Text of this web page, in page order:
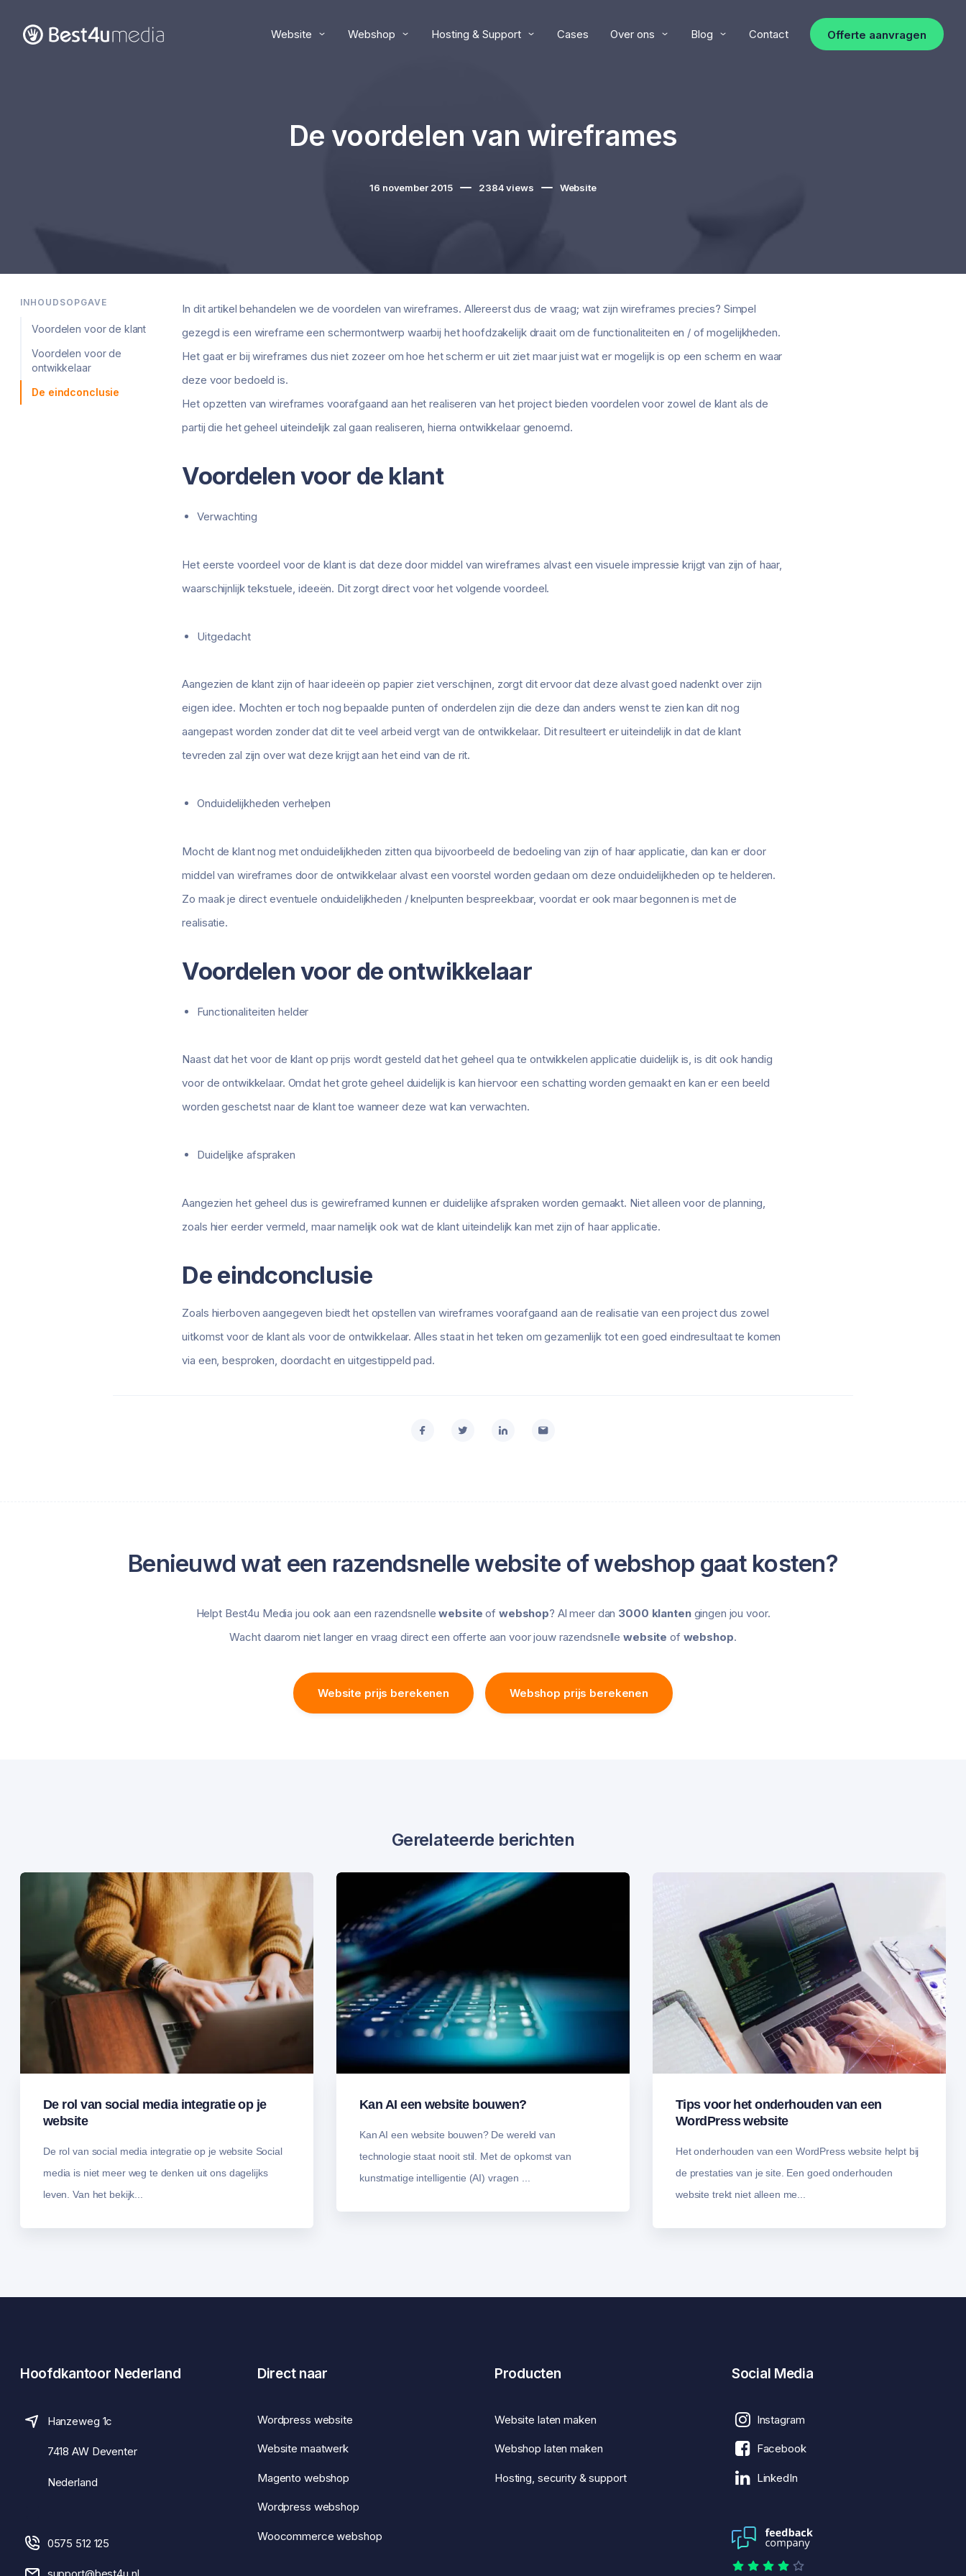
Website Webshop Hosting & Support Cases Over ons Blog Contact Offerte aanvragen
De voordelen van wireframes
16 november 2015 2384views Website
INHOUDSOPGAVE
Voordelen voor de klant
Voordelen voor de
ontwikkelaar
De eindconclusie
In dit artikel behandelen we de voordelen van wireframes. Allereerst dus de vraag; wat zijn wireframes precies? Simpel
gezegd is een wireframe een schermontwerp waarbij het hoofdzakelijk draait om de functionaliteiten en / of mogelijkheden.
Het gaat er bij wireframes dus niet zozeer om hoe het scherm er uit ziet maar juist wat er mogelijk is op een scherm en waar
deze voor bedoeld is.
Het opzetten van wireframes voorafgaand aan het realiseren van het project bieden voordelen voor zowel de klant als de
partij die het geheel uiteindelijk zal gaan realiseren, hierna ontwikkelaar genoemd.
Voordelen voor de klant
Verwachting
Het eerste voordeel voor de klant is dat deze door middel van wireframes alvast een visuele impressie krijgt van zijn of haar,
waarschijnlijk tekstuele, ideeën. Dit zorgt direct voor het volgende voordeel.
Uitgedacht
Aangezien de klant zijn of haar ideeën op papier ziet verschijnen, zorgt dit ervoor dat deze alvast goed nadenkt over zijn
eigen idee. Mochten er toch nog bepaalde punten of onderdelen zijn die deze dan anders wenst te zien kan dit nog
aangepast worden zonder dat dit te veel arbeid vergt van de ontwikkelaar. Dit resulteert er uiteindelijk in dat de klant
tevreden zal zijn over wat deze krijgt aan het eind van de rit.
Onduidelijkheden verhelpen
Mocht de klant nog met onduidelijkheden zitten qua bijvoorbeeld de bedoeling van zijn of haar applicatie, dan kan er door
middel van wireframes door de ontwikkelaar alvast een voorstel worden gedaan om deze onduidelijkheden op te helderen.
Zo maak je direct eventuele onduidelijkheden / knelpunten bespreekbaar, voordat er ook maar begonnen is met de
realisatie.
Voordelen voor de ontwikkelaar
Functionaliteiten helder
Naast dat het voor de klant op prijs wordt gesteld dat het geheel qua te ontwikkelen applicatie duidelijk is, is dit ook handig
voor de ontwikkelaar. Omdat het grote geheel duidelijk is kan hiervoor een schatting worden gemaakt en kan er een beeld
worden geschetst naar de klant toe wanneer deze wat kan verwachten.
Duidelijke afspraken
Aangezien het geheel dus is gewireframed kunnen er duidelijke afspraken worden gemaakt. Niet alleen voor de planning,
zoals hier eerder vermeld, maar namelijk ook wat de klant uiteindelijk kan met zijn of haar applicatie.
De eindconclusie
Zoals hierboven aangegeven biedt het opstellen van wireframes voorafgaand aan de realisatie van een project dus zowel
uitkomst voor de klant als voor de ontwikkelaar. Alles staat in het teken om gezamenlijk tot een goed eindresultaat te komen
via een, besproken, doordacht en uitgestippeld pad.
Benieuwd wat een razendsnelle website of webshop gaat kosten?
Helpt Best4u Media jou ook aan een razendsnellewebsite of webshop? Al meer dan 3000 klantengingen jou voor.
Wacht daarom niet langer en vraag direct een offerte aan voor jouw razendsnellewebsite of webshop.
Website prijs berekenen Webshop prijs berekenen
Gerelateerde berichten
De rol van social media integratie op je
website
De rol van social media integratie op je website Social
media is niet meer weg te denken uit ons dagelijks
leven. Van het bekijk...
Kan AI een website bouwen?
Kan AI een website bouwen? De wereld van
technologie staat nooit stil. Met de opkomst van
kunstmatige intelligentie (AI) vragen ...
Tips voor het onderhouden van een
WordPress website
Het onderhouden van een WordPress website helpt bij
de prestaties van je site. Een goed onderhouden
website trekt niet alleen me...
Hoofdkantoor Nederland
Hanzeweg 1c
7418 AW Deventer
Nederland
0575 512 125
Direct naar
Wordpress website
Website maatwerk
Magento webshop
Wordpress webshop
Woocommerce webshop
Producten
Website laten maken
Webshop laten maken
Hosting, security & support
Social Media
Instagram
Facebook
LinkedIn